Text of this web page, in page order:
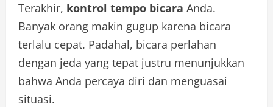
Terakhir, kontrol tempo bicara Anda.
Banyak orang makin gugup karena bicara
terlalu cepat. Padahal, bicara perlahan
dengan jeda yang tepat justru menunjukkan
bahwa Anda percaya diri dan menguasai
situasi.